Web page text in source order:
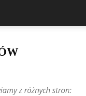
Lexus
Maserati
z różnych stron: